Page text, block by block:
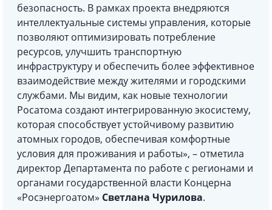
безопасность. В рамках проекта внедряются
интеллектуальные системы управления, которые
позволяют оптимизировать потребление
ресурсов, улучшить транспортную
инфраструктуру и обеспечить более эффективное
взаимодействие между жителями и городскими
службами. Мы видим, как новые технологии
Росатома создают интегрированную экосистему,
которая способствует устойчивому развитию
атомных городов, обеспечивая комфортные
условия для проживания и работы», – отметила
директор Департамента по работе с регионами и
органами государственной власти Концерна
«Росэнергоатом» Светлана Чурилова.